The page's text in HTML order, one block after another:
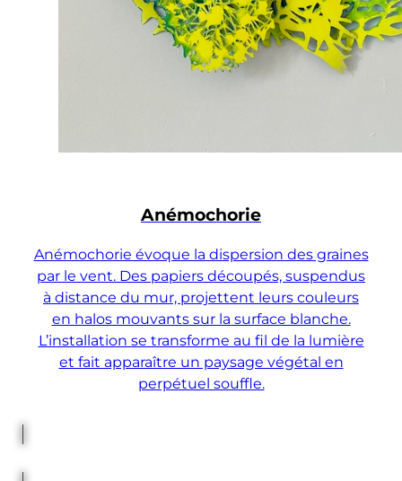
Anémochorie
Anémochorie évoque la dispersion des graines
par le vent. Des papiers découpés, suspendus
à distance du mur, projettent leurs couleurs
en halos mouvants sur la surface blanche.
L’installation se transforme au fil de la lumière
et fait apparaître un paysage végétal en
perpétuel souffle.